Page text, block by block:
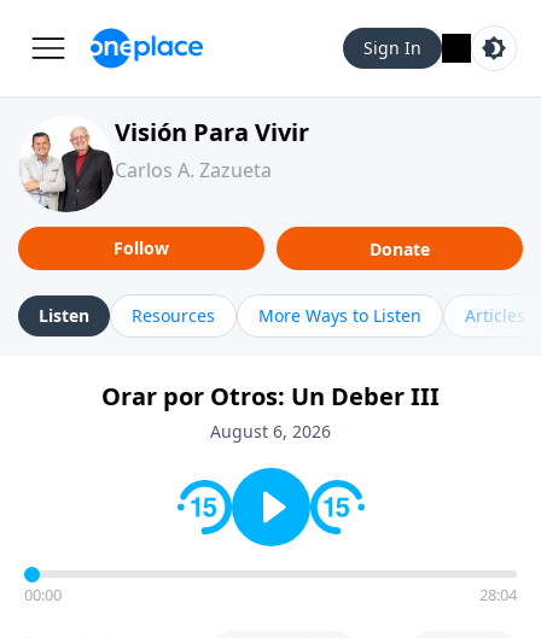
Sign In
Visión Para Vivir
Carlos A. Zazueta
Follow Donate
Listen Resources More Ways to Listen Articles
Orar por Otros: Un Deber III
August 6, 2026
00:00 28:04